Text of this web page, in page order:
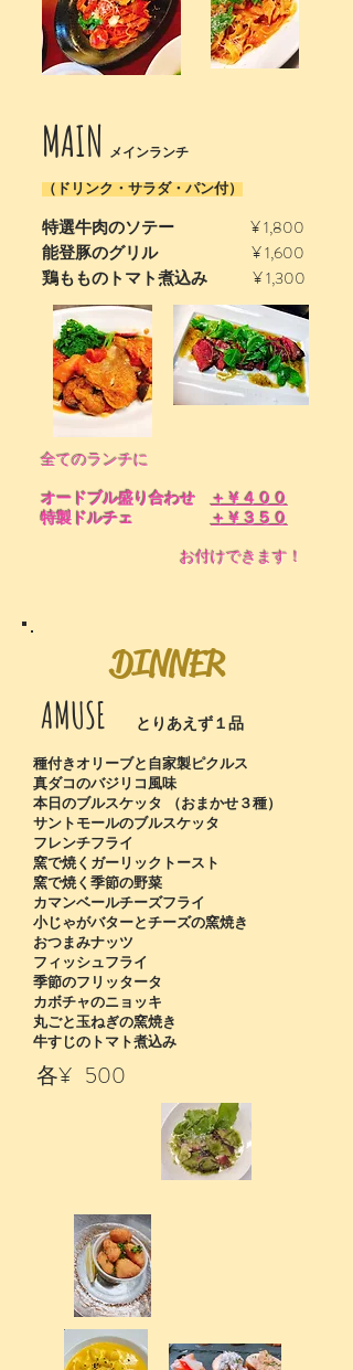
MAIN メインランチ
（ドリンク・サラダ・パン付）
特選牛肉のソテー
能登豚のグリル
鶏もものトマト煮込み
¥ 1,800
¥ 1,600
¥ 1,300
全てのランチに
オードブル盛り合わせ
＋￥４００
特製ドルチェ
＋￥３５０
お付けできます！
​DINNER
AMUSE
とりあえず１品
種付きオリーブと自家製ピクルス
真ダコのバジリコ風味
本日のブルスケッタ （おまかせ３種）
サントモールのブルスケッタ
フレンチフライ
窯で焼くガーリックトースト
窯で焼く季節の野菜
カマンベールチーズフライ
小じゃがバターとチーズの窯焼き
おつまみナッツ
フィッシュフライ
季節のフリッタータ
カボチャのニョッキ
丸ごと玉ねぎの窯焼き
牛すじのトマト煮込み
各¥ 500